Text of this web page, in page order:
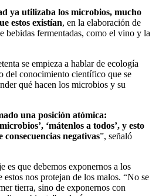
ya utilizaba los microbios, mucho
estos existían, en la elaboración de
bebidas fermentadas, como el vino y la
se empieza a hablar de ecología
del conocimiento científico que se
qué hacen los microbios y su
una posición atómica:
‘mátenlos a todos’, y esto
negativas”, señaló
es que debemos exponernos a los
nos protejan de los malos. “No se
tierra, sino de exponernos con